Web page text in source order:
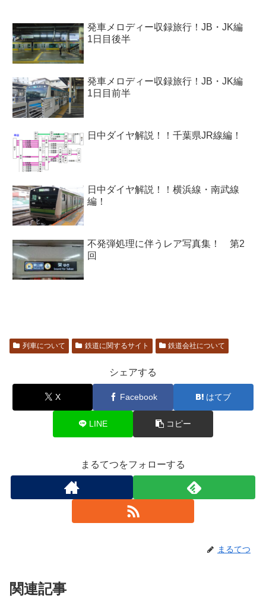
発車メロディー収録旅行！JB・JK編
1日目後半
発車メロディー収録旅行！JB・JK編
1日目前半
日中ダイヤ解説！！千葉県JR線編！
日中ダイヤ解説！！横浜線・南武線
編！
不発弾処理に伴うレア写真集！ 第2
回
列車について 鉄道に関するサイト 鉄道会社について
シェアする
X Facebook はてブ
LINE コピー
まるてつをフォローする
まるてつ
関連記事